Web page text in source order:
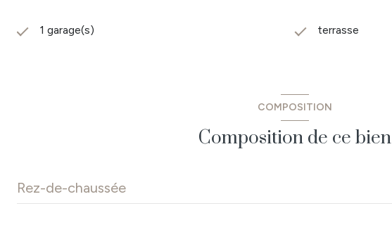
1 garage(s) terrasse
COMPOSITION
Composition de ce bien
Rez-de-chaussée